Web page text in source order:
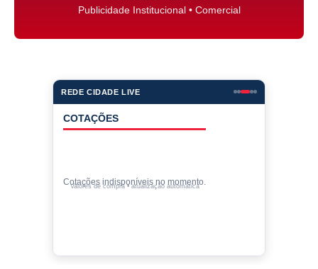
Publicidade Institucional • Comercial
REDE CIDADE LIVE
COTAÇÕES
Cotações indisponíveis no momento.
Valores de compra • atualização automática